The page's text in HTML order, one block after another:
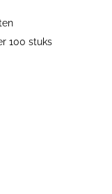
100 stuks